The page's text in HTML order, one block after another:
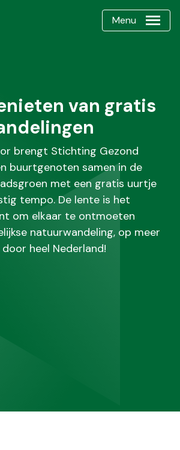
Menu
van gratis
brengt Stichting Gezond
buurtgenoten samen in de
met een gratis uurtje
tempo. De lente is het
om elkaar te ontmoeten
natuurwandeling, op meer
heel Nederland!